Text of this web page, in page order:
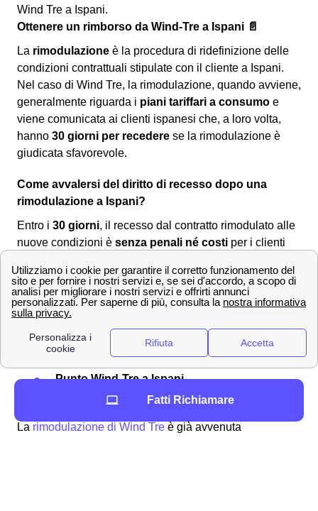
Wind Tre a Ispani.
Ottenere un rimborso da Wind-Tre a Ispani 📄
La rimodulazione è la procedura di ridefinizione delle
condizioni contrattuali stipulate con il cliente a Ispani.
Nel caso di Wind Tre, la rimodulazione, quando avviene,
generalmente riguarda i piani tariffari a consumo e
viene comunicata ai clienti ispanesi che, a loro volta,
hanno 30 giorni per recedere se la rimodulazione è
giudicata sfavorevole.
Come avvalersi del diritto di recesso dopo una
rimodulazione a Ispani?
Entro i 30 giorni, il recesso dal contratto rimodulato alle
nuove condizioni è senza penali né costi per i clienti
utilizzare uno dei seguenti canali:
Servizio clienti Wind-Tre: contattabile al
PEC all'indirizzo:
[email protected]
Raccomandata A/R a:Wind Tre S.p.A. CD
Milano recapito Baggio, Casella Postale
Punto Wind-Tre a Ispani
Assistenza digitale Willi
La rimodulazione di Wind Tre è già avvenuta
Fatti Richiamare